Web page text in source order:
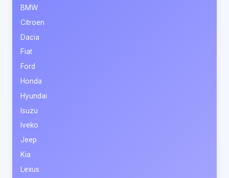
BMW
Citroen
Dacia
Fiat
Ford
Honda
Hyundai
Isuzu
Iveko
Jeep
Kia
Lexus